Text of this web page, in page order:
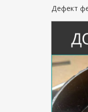
Дефект